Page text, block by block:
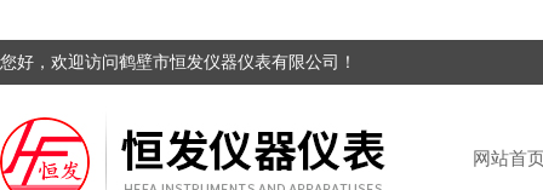
您好，欢迎访问鹤壁市恒发仪器仪表有限公司！
网站首